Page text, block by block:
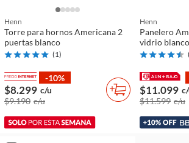
Henn
Torre para hornos Americana 2
puertas blanco
(1)
-10%
$8.299 c/u
$9.190 c/u
Henn
Panelero
vidrio blanco
(
$11.099
$11.599 c/u